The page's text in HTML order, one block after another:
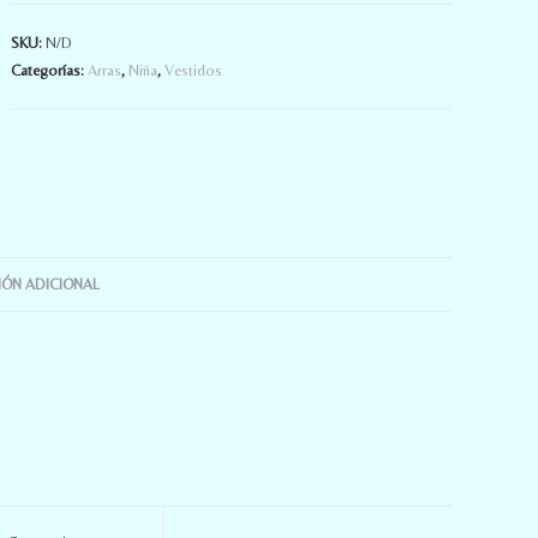
SKU:N/D
Categorías: Arras, Niña,Vestidos
ADICIONAL